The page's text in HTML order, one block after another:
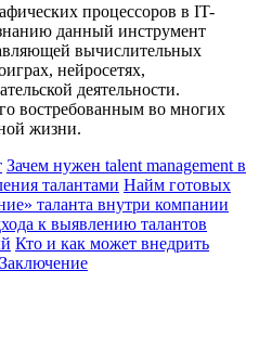
процессоров в IT-
данный инструмент
вычислительных
нейросетях,
деятельности.
востребованным во многих
жизни.
Зачем нужен talent management в
талантами Найм готовых
таланта внутри компании
к выявлению талантов
Кто и как может внедрить
Заключение